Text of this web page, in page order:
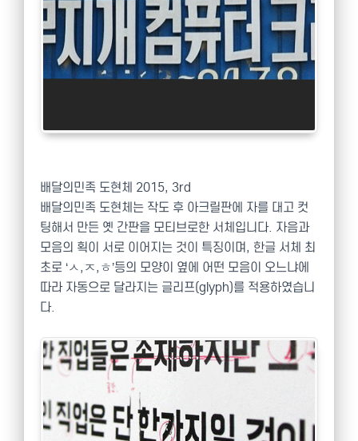
배달의민족 도현체 2015, 3rd
배달의민족 도현체는 작도 후 아크릴판에 자를 대고 컷
팅해서 만든 옛 간판을 모티브로한 서체입니다. 자음과
모음의 획이 서로 이어지는 것이 특징이며, 한글 서체 최
초로 ‘ㅅ,ㅈ,ㅎ’등의 모양이 옆에 어떤 모음이 오느냐에
따라 자동으로 달라지는 글리프(glyph)를 적용하였습니
다.